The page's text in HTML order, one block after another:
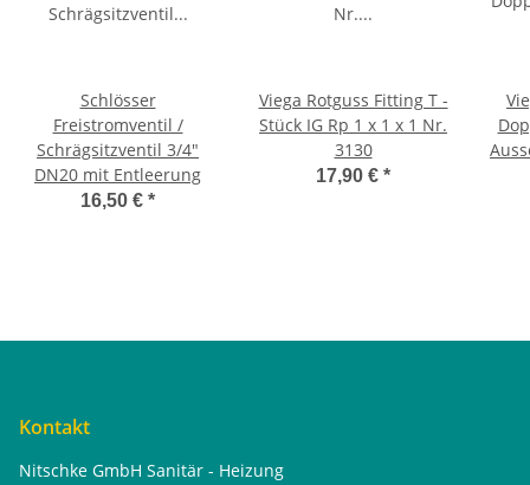
Schlösser
Freistromventil /
Schrägsitzventil 3/4"
DN20 mit Entleerung
16,50 € *
Viega Rotguss Fitting T -
Stück IG Rp 1 x 1 x 1 Nr.
3130
17,90 € *
Kontakt
Nitschke GmbH Sanitär - Heizung